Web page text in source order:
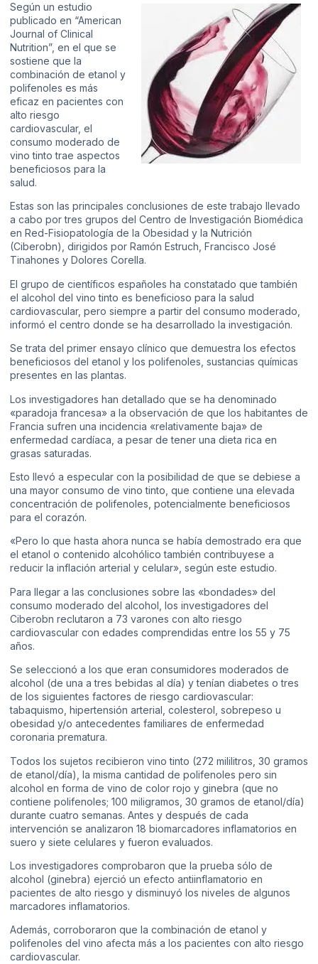
Según un estudio
publicado en “American
Journal of Clinical
Nutrition”, en el que se
sostiene que la
combinación de etanol y
polifenoles es más
eficaz en pacientes con
alto riesgo
cardiovascular, el
consumo moderado de
vino tinto trae aspectos
beneficiosos para la
salud.
Estas son las principales conclusiones de este trabajo llevado
a cabo por tres grupos del Centro de Investigación Biomédica
en Red-Fisiopatología de la Obesidad y la Nutrición
(Ciberobn), dirigidos por Ramón Estruch, Francisco José
Tinahones y Dolores Corella.
El grupo de científicos españoles ha constatado que también
el alcohol del vino tinto es beneficioso para la salud
cardiovascular, pero siempre a partir del consumo moderado,
informó el centro donde se ha desarrollado la investigación.
Se trata del primer ensayo clínico que demuestra los efectos
beneficiosos del etanol y los polifenoles, sustancias químicas
presentes en las plantas.
Los investigadores han detallado que se ha denominado
«paradoja francesa» a la observación de que los habitantes de
Francia sufren una incidencia «relativamente baja» de
enfermedad cardíaca, a pesar de tener una dieta rica en
grasas saturadas.
Esto llevó a especular con la posibilidad de que se debiese a
una mayor consumo de vino tinto, que contiene una elevada
concentración de polifenoles, potencialmente beneficiosos
para el corazón.
«Pero lo que hasta ahora nunca se había demostrado era que
el etanol o contenido alcohólico también contribuyese a
reducir la inflación arterial y celular», según este estudio.
Para llegar a las conclusiones sobre las «bondades» del
consumo moderado del alcohol, los investigadores del
Ciberobn reclutaron a 73 varones con alto riesgo
cardiovascular con edades comprendidas entre los 55 y 75
años.
Se seleccionó a los que eran consumidores moderados de
alcohol (de una a tres bebidas al día) y tenían diabetes o tres
de los siguientes factores de riesgo cardiovascular:
tabaquismo, hipertensión arterial, colesterol, sobrepeso u
obesidad y/o antecedentes familiares de enfermedad
coronaria prematura.
Todos los sujetos recibieron vino tinto (272 mililitros, 30 gramos
de etanol/día), la misma cantidad de polifenoles pero sin
alcohol en forma de vino de color rojo y ginebra (que no
contiene polifenoles; 100 miligramos, 30 gramos de etanol/día)
durante cuatro semanas. Antes y después de cada
intervención se analizaron 18 biomarcadores inflamatorios en
suero y siete celulares y fueron evaluados.
Los investigadores comprobaron que la prueba sólo de
alcohol (ginebra) ejerció un efecto antiinflamatorio en
pacientes de alto riesgo y disminuyó los niveles de algunos
marcadores inflamatorios.
Además, corroboraron que la combinación de etanol y
polifenoles del vino afecta más a los pacientes con alto riesgo
cardiovascular.